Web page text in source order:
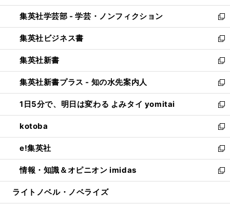
開
く
ウ
で
開
く
ン
ド
ウ
で
開
く
ウ
ィ
ン
ド
ウ
で
開
く
集英社学芸部 - 学芸・ノンフィクション
新
し
い
ウ
ィ
ン
ド
ウ
で
開
く
集英社ビジネス書
新
し
い
ウ
ィ
ン
ド
ウ
で
開
く
集英社新書
新
し
い
ウ
ィ
ン
ド
ウ
で
開
く
集英社新書プラス - 知の水先案内人
新
し
い
ウ
ィ
ン
ド
ウ
で
開
1日5分で、明日は変わる よみタイ yomitai
新
し
い
ウ
ィ
ン
ド
ウ
開
kotoba
新
し
い
ウ
ィ
ン
e!集英社
新
し
い
ウ
情報・知識＆オピニオン imidas
新
し
ライトノベル・ノベライズ